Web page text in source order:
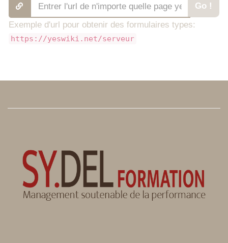
Go !
Exemple d'url pour obtenir des formulaires types:
https://yeswiki.net/serveur